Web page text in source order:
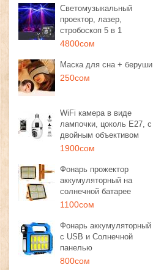
Светомузыкальный
проектор, лазер,
стробоскоп 5 в 1
4800сом
Маска для сна + беруши
250сом
WiFi камера в виде
лампочки, цоколь E27, с
двойным объективом
1900сом
Фонарь прожектор
аккумуляторный на
солнечной батарее
1100сом
Фонарь аккумуляторный
с USB и Солнечной
панелью
800сом